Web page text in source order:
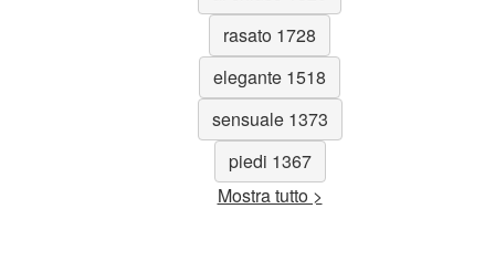
rasato 1728
elegante 1518
sensuale 1373
piedi 1367
Mostra tutto >